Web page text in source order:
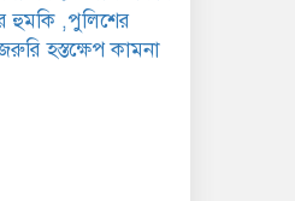
হুমকি ,পুলিশের
হস্তক্ষেপ কামনা